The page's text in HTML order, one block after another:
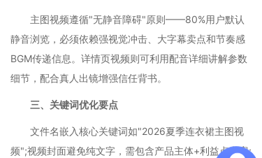
主图视频遵循"无静音障碍"原则——80%用户默认
静音浏览，必须依赖强视觉冲击、大字幕卖点和节奏感
BGM传递信息。详情页视频则可利用配音详细讲解参数
细节，配合真人出镜增强信任背书。
三、关键词优化要点
文件名嵌入核心关键词如"2026夏季连衣裙主图视
频";视频封面避免纯文字，需包含产品主体+利益点文案;